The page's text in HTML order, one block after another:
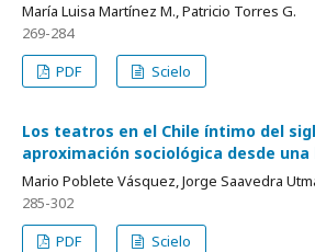
María Luisa Martínez M., Patricio Torres G.
269-284
PDF
Scielo
Los teatros en el Chile íntimo del
aproximación sociológica desde
Mario Poblete Vásquez, Jorge Saavedra
285-302
PDF
Scielo